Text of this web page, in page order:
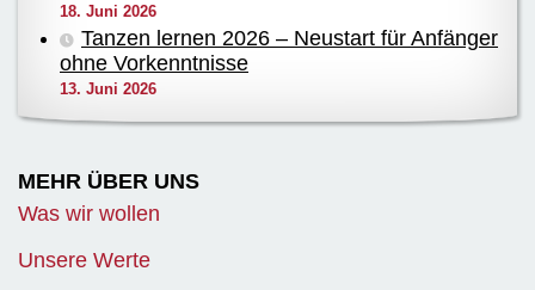
18. Juni 2026
Tanzen lernen 2026 – Neustart für Anfänger
ohne Vorkenntnisse
13. Juni 2026
MEHR ÜBER UNS
Was wir wollen
Unsere Werte